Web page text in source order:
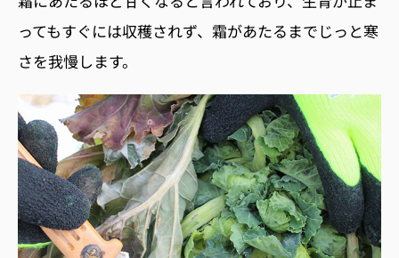
ってもすぐには収穫されず、霜があたるまでじっと寒
さを我慢します。